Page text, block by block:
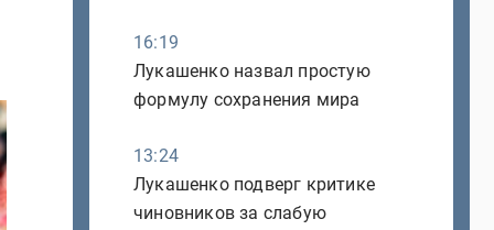
16:19
Лукашенко назвал простую
формулу сохранения мира
13:24
Лукашенко подверг критике
чиновников за слабую